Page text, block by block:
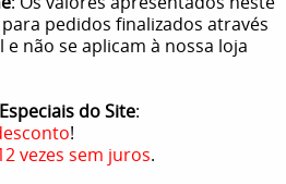
pedidos finalizados através
não se aplicam à nossa loja
do Site:
!
vezes sem juros.